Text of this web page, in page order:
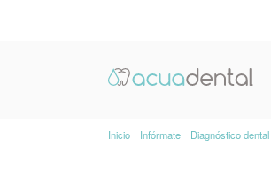
Inicio Infórmate Diagnóstico dental